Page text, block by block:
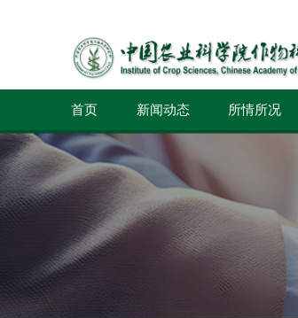
首页 新闻动态 所情所况